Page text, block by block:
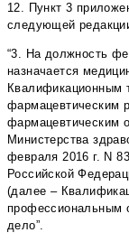
12. Пункт 3
следующей
“3. На должность
назначается
Квалификационным
фармацевтическим
фармацевтическим
Министерства
февраля 2016 г. N
Российской
(далее –
профессиональным
дело”.